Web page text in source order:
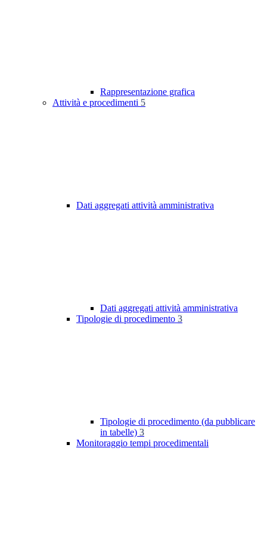
Rappresentazione grafica
Attività e procedimenti 5
Dati aggregati attività amministrativa
Dati aggregati attività amministrativa
Tipologie di procedimento 3
Tipologie di procedimento (da pubblicare
in tabelle) 3
Monitoraggio tempi procedimentali